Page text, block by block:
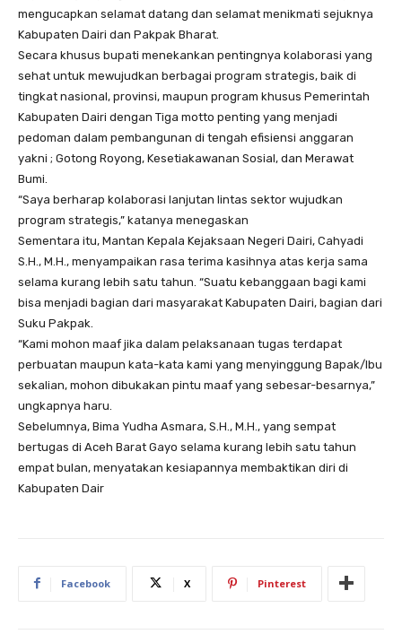
mengucapkan selamat datang dan selamat menikmati sejuknya
Kabupaten Dairi dan Pakpak Bharat.
Secara khusus bupati menekankan pentingnya kolaborasi yang
sehat untuk mewujudkan berbagai program strategis, baik di
tingkat nasional, provinsi, maupun program khusus Pemerintah
Kabupaten Dairi dengan Tiga motto penting yang menjadi
pedoman dalam pembangunan di tengah efisiensi anggaran
yakni ; Gotong Royong, Kesetiakawanan Sosial, dan Merawat
Bumi.
“Saya berharap kolaborasi lanjutan lintas sektor wujudkan
program strategis,” katanya menegaskan
Sementara itu, Mantan Kepala Kejaksaan Negeri Dairi, Cahyadi
S.H., M.H., menyampaikan rasa terima kasihnya atas kerja sama
selama kurang lebih satu tahun. “Suatu kebanggaan bagi kami
bisa menjadi bagian dari masyarakat Kabupaten Dairi, bagian dari
Suku Pakpak.
“Kami mohon maaf jika dalam pelaksanaan tugas terdapat
perbuatan maupun kata-kata kami yang menyinggung Bapak/Ibu
sekalian, mohon dibukakan pintu maaf yang sebesar-besarnya,”
ungkapnya haru.
Sebelumnya, Bima Yudha Asmara, S.H., M.H., yang sempat
bertugas di Aceh Barat Gayo selama kurang lebih satu tahun
empat bulan, menyatakan kesiapannya membaktikan diri di
Kabupaten Dair
Facebook X Pinterest